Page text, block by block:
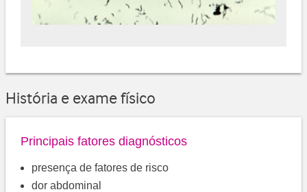
História e exame físico
Principais fatores diagnósticos
presença de fatores de risco
dor abdominal